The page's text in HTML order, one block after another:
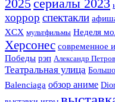
2025сериалы 2023
хоррор спектакли
XCX мультфильмы Неделя
Херсонес современное
Победы рэп Александр Петров
Театральная улица
Balenciaga обзор аниме